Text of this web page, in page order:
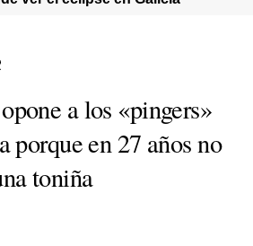
a los «pingers»
porque en 27 años no
toniña